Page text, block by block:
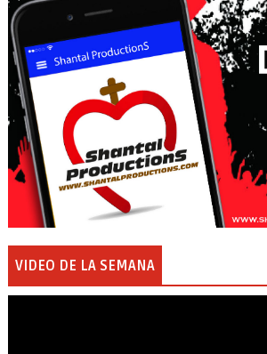
VIDEO DE LA SEMANA